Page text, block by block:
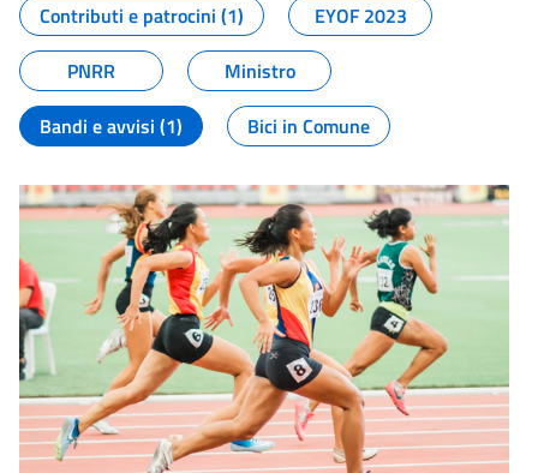
Contributi e patrocini (1)
EYOF 2023
PNRR
Ministro
Bandi e avvisi (1)
Bici in Comune